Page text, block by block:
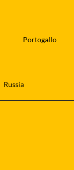
Portogallo
Russia